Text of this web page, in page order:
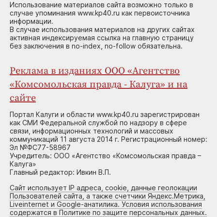
Использование материалов сайта возможно только в
случае упоминания www.kp40.ru как первоисточника
информации.
В случае использования материалов на других сайтах
активная индексируемая ссылка на главную страницу
без заключения в no-index, no-follow обязательна.
Реклама в изданиях ООО «Агентство
«Комсомольская правда - Калуга» и на
сайте
Портал Калуги и области www.kp40.ru зарегистрирован
как СМИ Федеральной службой по надзору в сфере
связи, информационных технологий и массовых
коммуникаций 11 августа 2014 г. Регистрационный номер:
Эл №ФС77-58967
Учредитель: ООО «Агентство «Комсомольская правда –
Калуга»
Главный редактор: Ивкин В.П.
Сайт использует IP адреса, cookie, данные геолокации
Пользователей сайта, а также счетчики Яндекс.Метрика,
Liveinternet и Google-анатилика. Условия использования
содержатся в Политике по защите персональных данных.